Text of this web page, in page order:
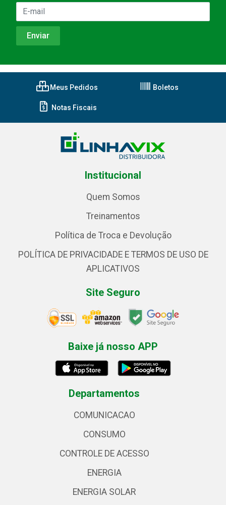
Meus Pedidos Boletos
Notas Fiscais
Institucional
Quem Somos
Treinamentos
Política de Troca e Devolução
POLÍTICA DE PRIVACIDADE E TERMOS DE USO DE
APLICATIVOS
Site Seguro
Baixe já nosso APP
Departamentos
COMUNICACAO
CONSUMO
CONTROLE DE ACESSO
ENERGIA
ENERGIA SOLAR